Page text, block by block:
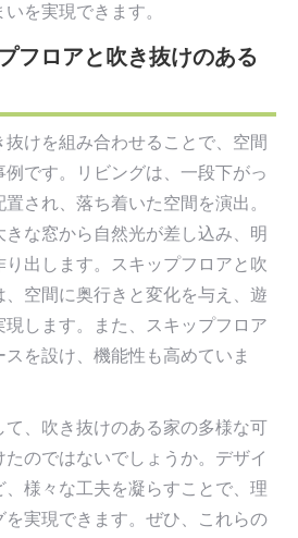
を実現できます。
フロアと吹き抜けのある
けを組み合わせることで、空間
です。リビングは、一段下がっ
され、落ち着いた空間を演出。
な窓から自然光が差し込み、明
り出します。スキップフロアと吹
、空間に奥行きと変化を与え、遊
します。また、スキップフロア
を設け、機能性も高めていま
て、吹き抜けのある家の多様な可
のではないでしょうか。デザイ
、様々な工夫を凝らすことで、理
実現できます。ぜひ、これらの